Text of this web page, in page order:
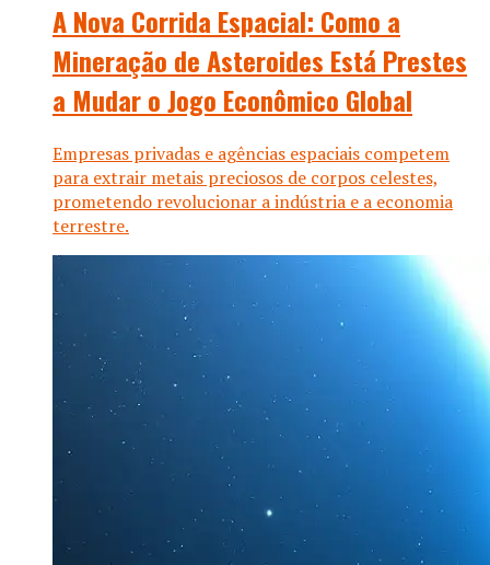
A Nova Corrida Espacial: Como a
Mineração de Asteroides Está Prestes
a Mudar o Jogo Econômico Global
Empresas privadas e agências espaciais competem
para extrair metais preciosos de corpos celestes,
prometendo revolucionar a indústria e a economia
terrestre.